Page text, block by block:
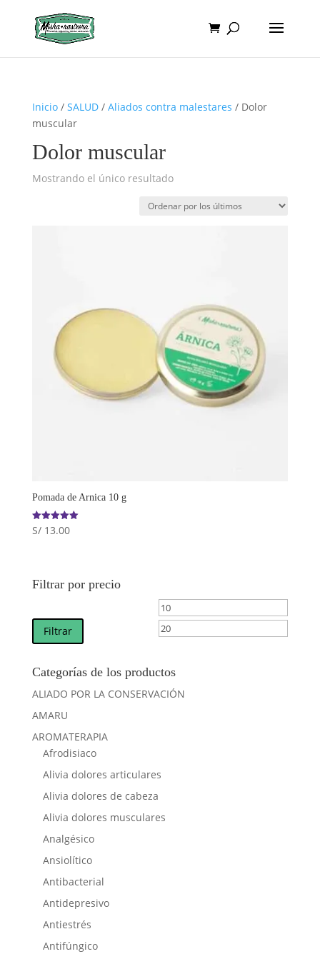
Inicio/ SALUD/ Aliados contra malestares / Dolor
muscular
Dolor muscular
Mostrando el único resultado
Pomada de Arnica 10 g
Valorado
con
S/13.00
Filtrar por precio
Precio
mínimo
Filtrar
Categorías de los productos
ALIADO POR LA CONSERVACIÓN
AMARU
AROMATERAPIA
Afrodisiaco
Alivia dolores articulares
Alivia dolores de cabeza
Alivia dolores musculares
Analgésico
Ansiolítico
Antibacterial
Antidepresivo
Antiestrés
Antifúngico